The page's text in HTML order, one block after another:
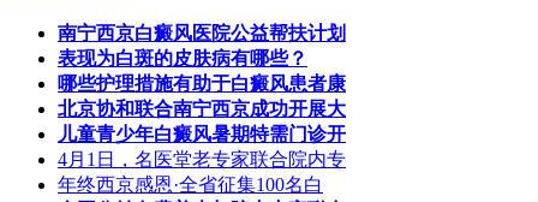
南宁西京白癜风医院公益帮扶计划
表现为白斑的皮肤病有哪些？
哪些护理措施有助于白癜风患者康
北京协和联合南宁西京成功开展大
儿童青少年白癜风暑期特需门诊开
4月1日，名医堂老专家联合院内专
年终西京感恩·全省征集100名白